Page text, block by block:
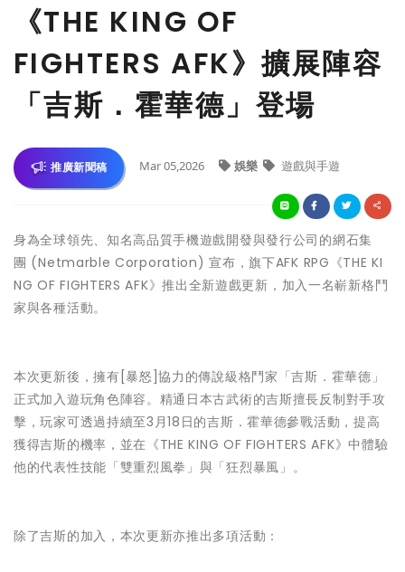
《THE KING OF
FIGHTERS AFK》擴展陣容
「吉斯．霍華德」登場
推廣新聞稿 Mar 05,2026 娛樂 遊戲與手遊
身為全球領先、知名高品質手機遊戲開發與發行公司的網石集
團 (Netmarble Corporation) 宣布，旗下AFK RPG《THE KI
NG OF FIGHTERS AFK》推出全新遊戲更新，加入一名嶄新格鬥
家與各種活動。
本次更新後，擁有[暴怒]協力的傳說級格鬥家「吉斯．霍華德」
正式加入遊玩角色陣容。精通日本古武術的吉斯擅長反制對手攻
擊，玩家可透過持續至3月18日的吉斯．霍華德參戰活動，提高
獲得吉斯的機率，並在《THE KING OF FIGHTERS AFK》中體驗
他的代表性技能「雙重烈風拳」與「狂烈暴風」。
除了吉斯的加入，本次更新亦推出多項活動：